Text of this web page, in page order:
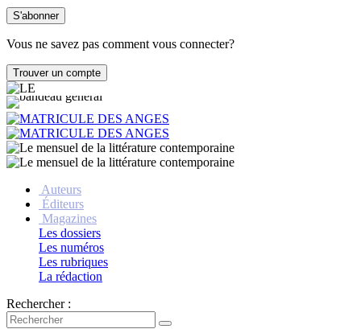
Vous ne savez pas comment vous connecter?
Auteurs
Éditeurs
Magazines
Les dossiers
Les numéros
Les rubriques
La rédaction
Rechercher :